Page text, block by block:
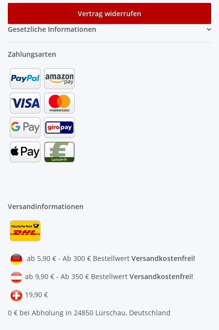
Vertrag widerrufen
Gesetzliche Informationen
Zahlungsarten
Versandinformationen
ab 5,90 € - Ab 300 € Bestellwert Versandkostenfrei!
ab 9,90 € - Ab 350 € Bestellwert Versandkostenfrei!
19,90 €
0 € bei Abholung in 24850 Lürschau, Deutschland